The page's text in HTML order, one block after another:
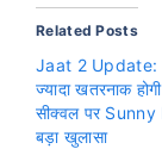
Related Posts
Jaat 2 Update:
ज्यादा खतरनाक
सीक्वल पर Sunny
बड़ा खुलासा